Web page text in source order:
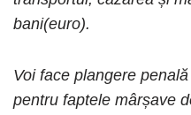
bani(euro).
Voi face plangere
pentru faptele mârșave